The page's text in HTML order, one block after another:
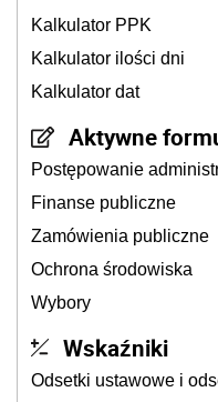
Kalkulator PPK
Kalkulator ilości dni
Kalkulator dat
Aktywne
Postępowanie
Finanse publiczne
Zamówienia publiczne
Ochrona środowiska
Wybory
Wskaźniki
Odsetki ustawowe i